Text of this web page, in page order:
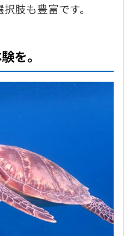
肢も豊富です。
を。